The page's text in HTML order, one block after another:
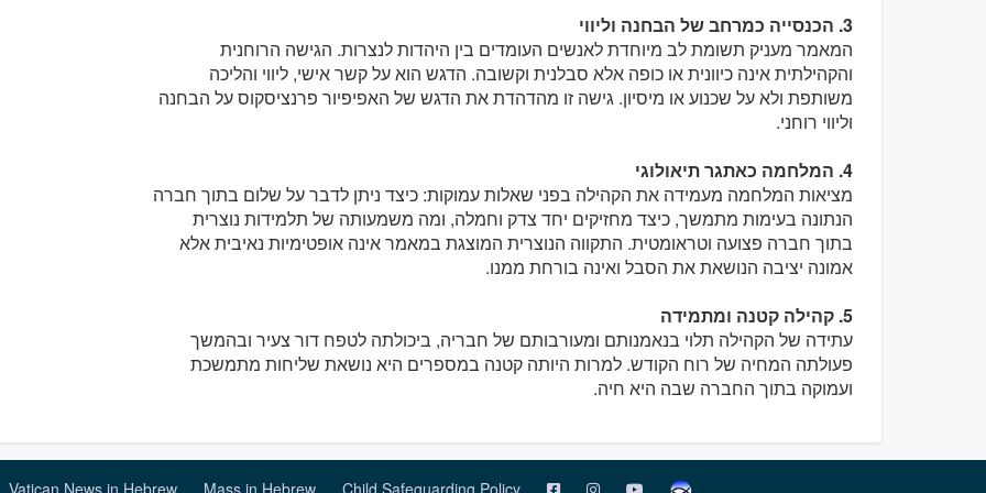
3. הכנסייה כמרחב של הבחנה וליווי
המאמר מעניק תשומת לב מיוחדת לאנשים העומדים בין היהדות לנצרות. הגישה הרוחנית
והקהילתית אינה כיוונית או כופה אלא סבלנית וקשובה. הדגש הוא על קשר אישי, ליווי והליכה
משותפת ולא על שכנוע או מיסיון. גישה זו מהדהדת את הדגש של האפיפיור פרנציסקוס על הבחנה
וליווי רוחני.
4. המלחמה כאתגר תיאולוגי
מציאות המלחמה מעמידה את הקהילה בפני שאלות עמוקות: כיצד ניתן לדבר על שלום בתוך חברה
הנתונה בעימות מתמשך, כיצד מחזיקים יחד צדק וחמלה, ומה משמעותה של תלמידות נוצרית
בתוך חברה פצועה וטראומטית. התקווה הנוצרית המוצגת במאמר אינה אופטימיות נאיבית אלא
אמונה יציבה הנושאת את הסבל ואינה בורחת ממנו.
5. קהילה קטנה ומתמידה
עתידה של הקהילה תלוי בנאמנותם ומעורבותם של חבריה, ביכולתה לטפח דור צעיר ובהמשך
פעולתה המחיה של רוח הקודש. למרות היותה קטנה במספרים היא נושאת שליחות מתמשכת
ועמוקה בתוך החברה שבה היא חיה.
Vatican News in Hebrew Mass in Hebrew Child Safeguarding Policy